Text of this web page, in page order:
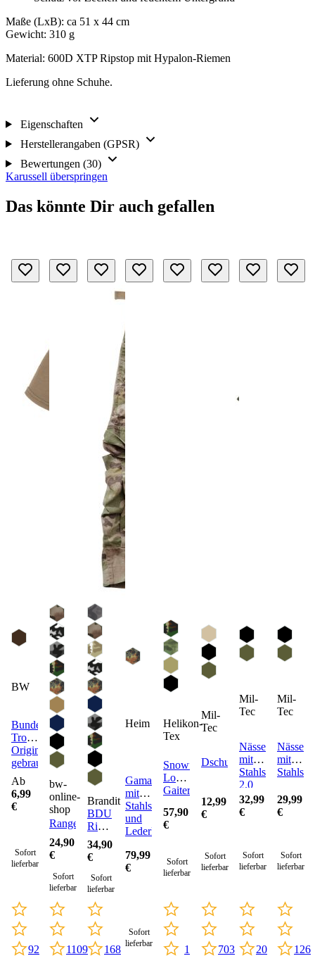
Maße (LxB): ca 51 x 44 cm
Gewicht: 310 g
Material: 600D XTP Ripstop mit Hypalon-Riemen
Lieferung ohne Schuhe.
Eigenschaften
Herstellerangaben (GPSR)
Bewertungen (30)
Karussell überspringen
Das könnte Dir auch gefallen
BW
Bundeswehr
Tropenunterhemd
Original
gebraucht
Ab
6,99
€
Sofort
lieferbar
92
bw-
online-
shop
Rangerhose
24,90
€
Sofort
lieferbar
1109
Brandit
BDU
Ripstop
Shorts
34,90
€
Sofort
lieferbar
168
Heim
Gamaschen
mit
Stahlseil
und
Lederlasche
79,99
€
Sofort
lieferbar
Helikon-
Tex
Snowfall
Long
Gaiters
57,90
€
Sofort
lieferbar
1
Mil-
Tec
Dschungelhut
12,99
€
Sofort
lieferbar
703
Mil-
Tec
mit
Stahlseil
2.0
32,99
€
Sofort
lieferbar
20
Mil-
Tec
mit
Stahlseil
29,99
€
Sofort
lieferbar
126